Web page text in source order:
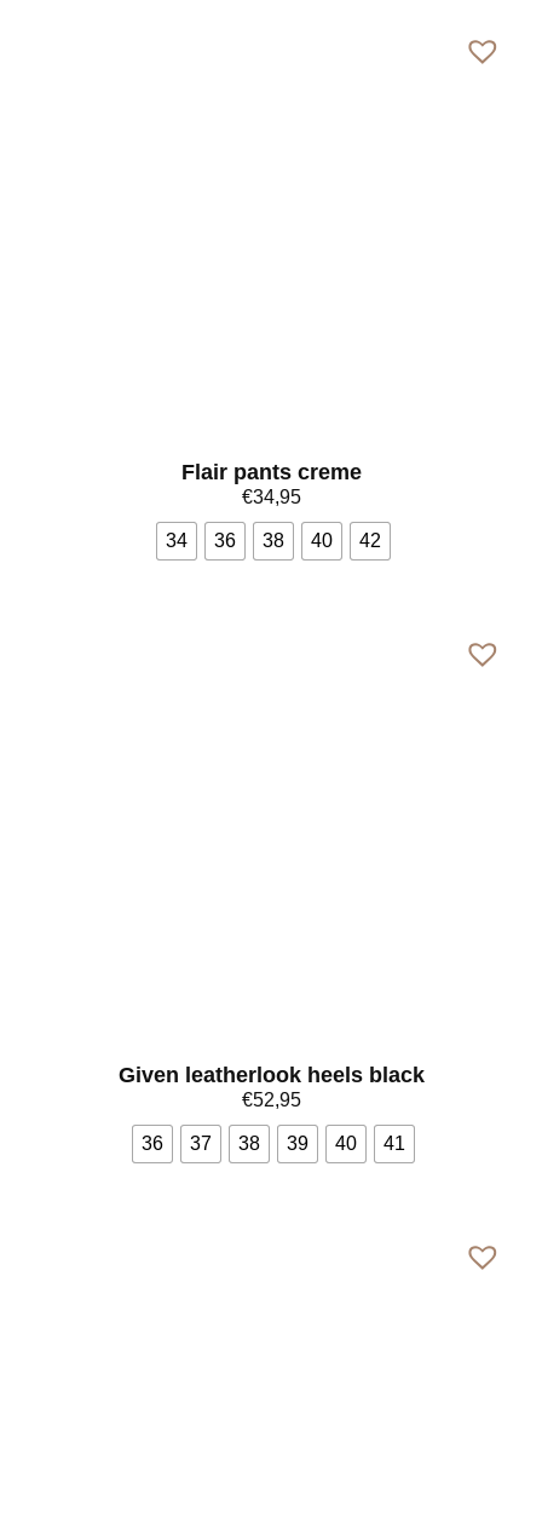
Flair pants creme
€34,95
34 36 38 40 42
Given leatherlook heels black
€52,95
36 37 38 39 40 41